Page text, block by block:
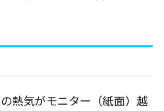
熱気がモニター（紙面）越